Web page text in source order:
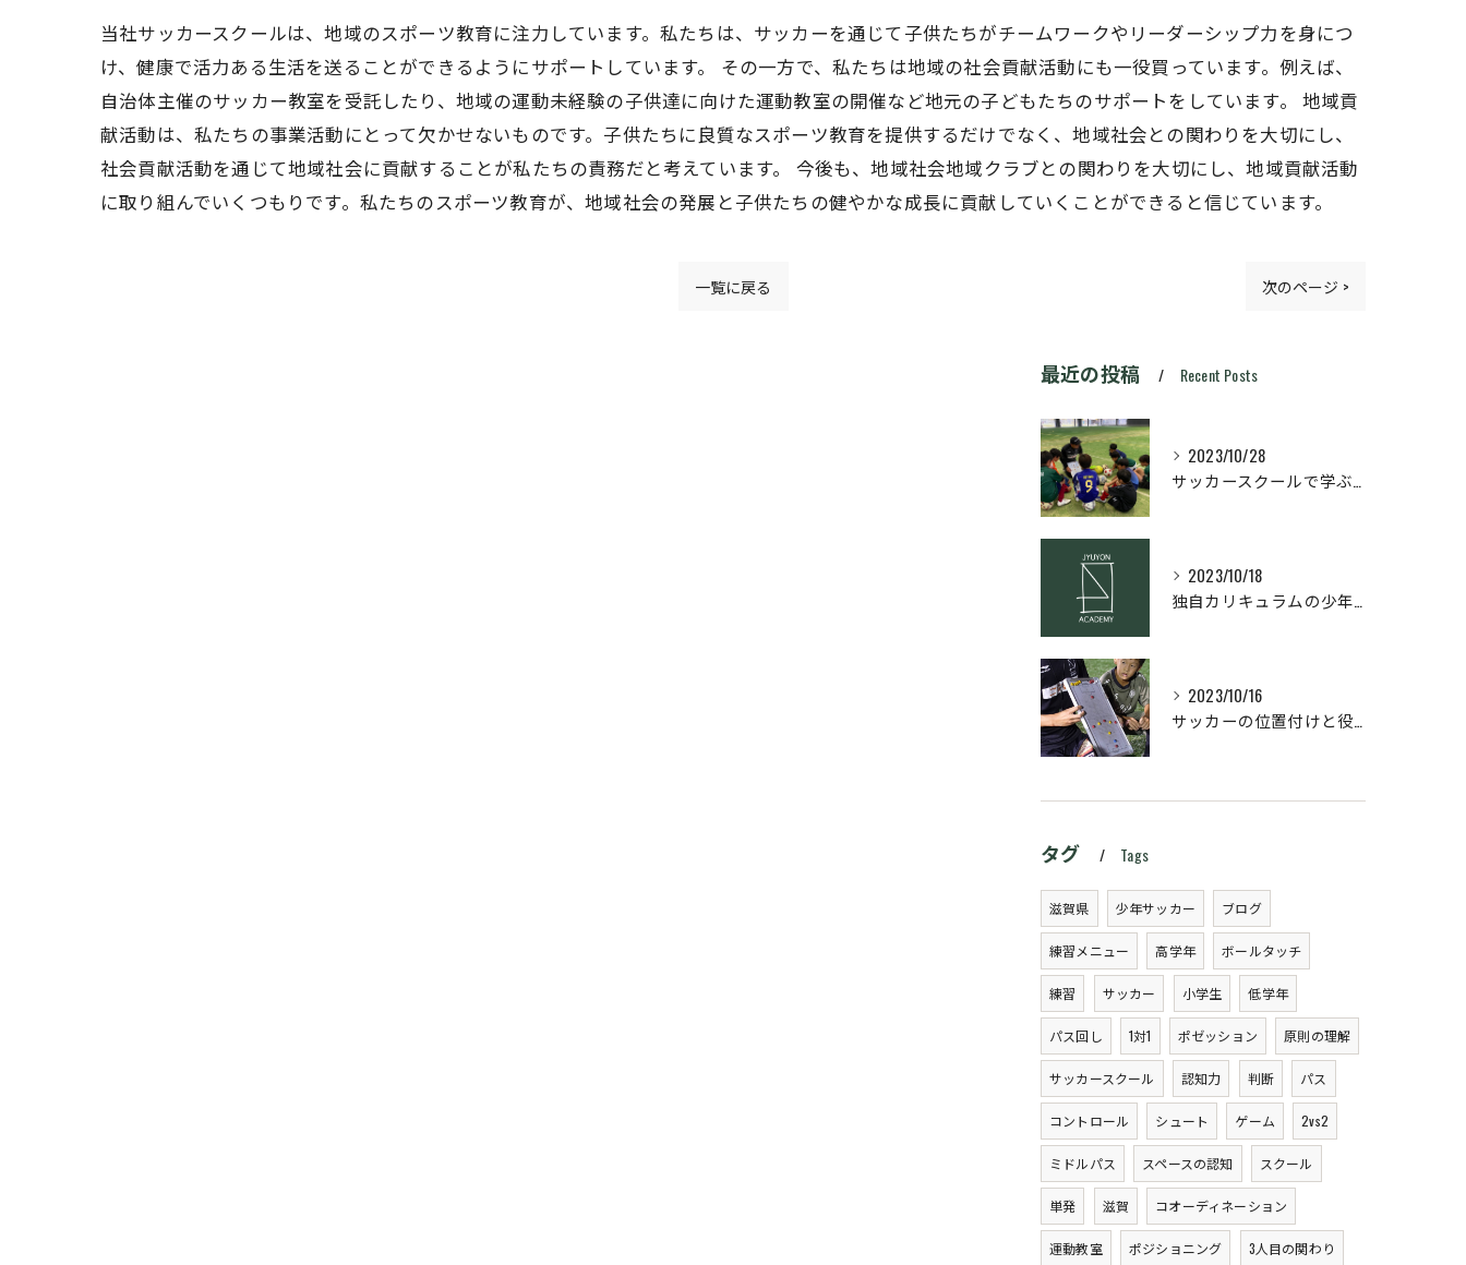
当社サッカースクールは、地域のスポーツ教育に注力しています。私たちは、サッカーを通じて子供たちがチームワークやリーダーシップ力を身につ
け、健康で活力ある生活を送ることができるようにサポートしています。 その一方で、私たちは地域の社会貢献活動にも一役買っています。例えば、
自治体主催のサッカー教室を受託したり、地域の運動未経験の子供達に向けた運動教室の開催など地元の子どもたちのサポートをしています。 地域貢
献活動は、私たちの事業活動にとって欠かせないものです。子供たちに良質なスポーツ教育を提供するだけでなく、地域社会との関わりを大切にし、
社会貢献活動を通じて地域社会に貢献することが私たちの責務だと考えています。 今後も、地域社会地域クラブとの関わりを大切にし、地域貢献活動
に取り組んでいくつもりです。私たちのスポーツ教育が、地域社会の発展と子供たちの健やかな成長に貢献していくことができると信じています。
一覧に戻る 次のページ >
最近の投稿 Recent Posts
2023/10/28
サッカースクールで学ぶ！サッカーに必要な基本原理と理論とは？
2023/10/18
独自カリキュラムの少年サッカースクール
2023/10/16
サッカーの位置付けと役割理解！ポジション別の攻撃・守備のコツを解説
タグ Tags
滋賀県 少年サッカー ブログ
練習メニュー 高学年 ボールタッチ
練習 サッカー 小学生 低学年
パス回し 1対1 ポゼッション 原則の理解
サッカースクール 認知力 判断 パス
コントロール シュート ゲーム 2vs2
ミドルパス スペースの認知 スクール
単発 滋賀 コオーディネーション
運動教室 ポジショニング 3人目の関わり